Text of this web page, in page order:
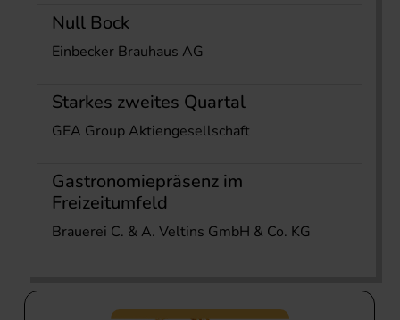
Null Bock
Einbecker Brauhaus AG
Starkes zweites Quartal
GEA Group Aktiengesellschaft
Gastronomiepräsenz im
Freizeitumfeld
Brauerei C. & A. Veltins GmbH & Co. KG